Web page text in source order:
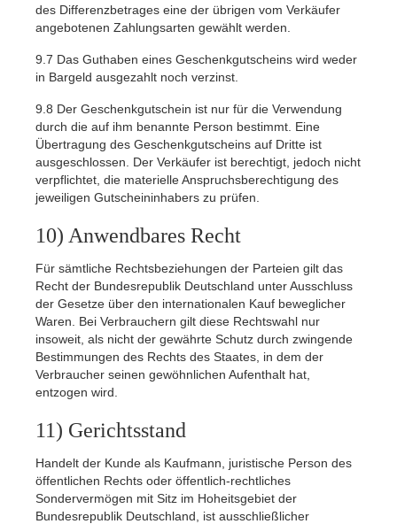
des Differenzbetrages eine der übrigen vom Verkäufer
angebotenen Zahlungsarten gewählt werden.
9.7 Das Guthaben eines Geschenkgutscheins wird weder
in Bargeld ausgezahlt noch verzinst.
9.8 Der Geschenkgutschein ist nur für die Verwendung
durch die auf ihm benannte Person bestimmt. Eine
Übertragung des Geschenkgutscheins auf Dritte ist
ausgeschlossen. Der Verkäufer ist berechtigt, jedoch nicht
verpflichtet, die materielle Anspruchsberechtigung des
jeweiligen Gutscheininhabers zu prüfen.
10) Anwendbares Recht
Für sämtliche Rechtsbeziehungen der Parteien gilt das
Recht der Bundesrepublik Deutschland unter Ausschluss
der Gesetze über den internationalen Kauf beweglicher
Waren. Bei Verbrauchern gilt diese Rechtswahl nur
insoweit, als nicht der gewährte Schutz durch zwingende
Bestimmungen des Rechts des Staates, in dem der
Verbraucher seinen gewöhnlichen Aufenthalt hat,
entzogen wird.
11) Gerichtsstand
Handelt der Kunde als Kaufmann, juristische Person des
öffentlichen Rechts oder öffentlich-rechtliches
Sondervermögen mit Sitz im Hoheitsgebiet der
Bundesrepublik Deutschland, ist ausschließlicher